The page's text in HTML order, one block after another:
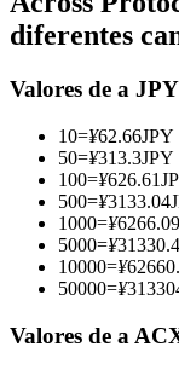
Conviértete en
Disfruta del
diferentes
Valores de a
10=¥62.66JPY
50=¥313.3JPY
100=¥626.61
500=¥3133.04
1000=¥6266.09
5000=¥
10000=¥
50000=¥
Valores de a